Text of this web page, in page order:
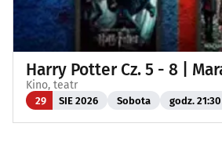
Harry Potter Cz. 5 - 8 |
Kino, teatr
29 SIE 2026 Sobota godz. 21:30